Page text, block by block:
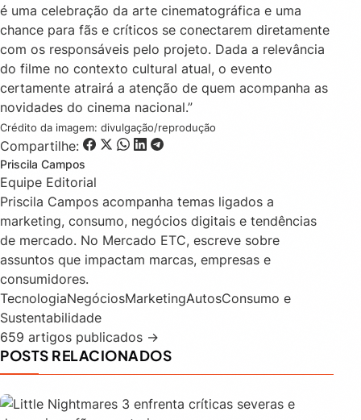
é uma celebração da arte cinematográfica e uma
chance para fãs e críticos se conectarem diretamente
com os responsáveis pelo projeto. Dada a relevância
do filme no contexto cultural atual, o evento
certamente atrairá a atenção de quem acompanha as
novidades do cinema nacional.”
Crédito da imagem: divulgação/reprodução
Compartilhe:
Priscila Campos
Equipe Editorial
Priscila Campos acompanha temas ligados a
marketing, consumo, negócios digitais e tendências
de mercado. No Mercado ETC, escreve sobre
assuntos que impactam marcas, empresas e
consumidores.
TecnologiaNegóciosMarketingAutosConsumo e
Sustentabilidade
659 artigos publicados →
POSTS RELACIONADOS